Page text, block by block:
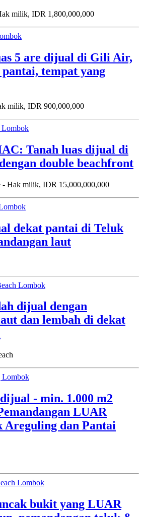
milik, IDR 1,800,000,000
5 are dijual di Gili Air,
tempat yang
milik, IDR 900,000,000
Tanah luas dijual di
double beachfront
- Hak milik, IDR 15,000,000,000
dekat pantai di Teluk
laut
dijual dengan
dan lembah di dekat
- min. 1.000 m2
LUAR
Areguling dan Pantai
bukit yang LUAR